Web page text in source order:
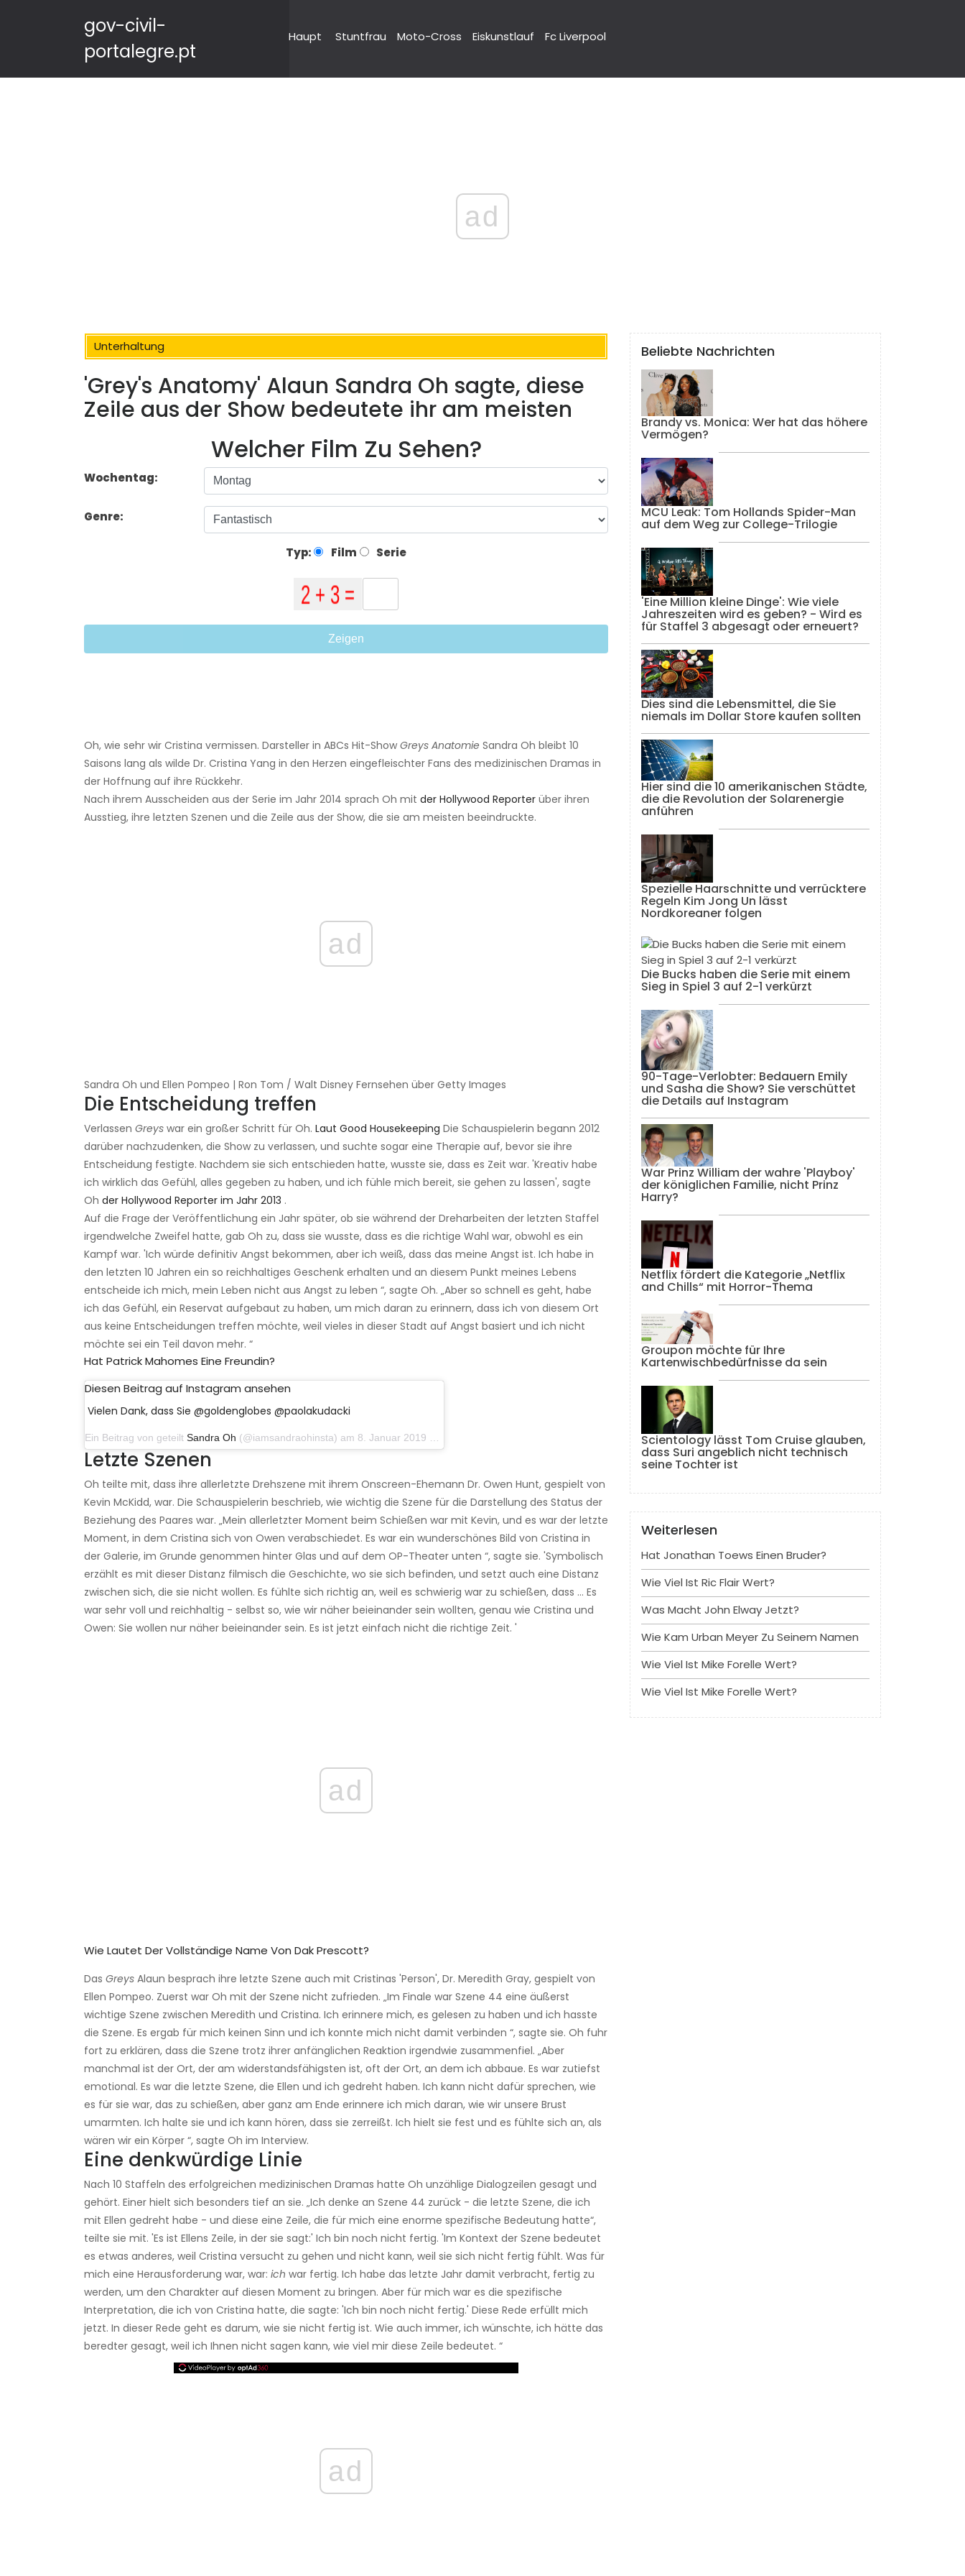
gov-civil-
portalegre.pt
Haupt Stuntfrau Moto-Cross Eiskunstlauf Fc Liverpool
ad
Unterhaltung
'Grey's Anatomy' Alaun Sandra Oh sagte, diese
Zeile aus der Show bedeutete ihr am meisten
Welcher Film Zu Sehen?
Wochentag:
Genre:
Typ: Film Serie
Zeigen
Oh, wie sehr wir Cristina vermissen. Darsteller in ABCs Hit-Show Greys Anatomie Sandra Oh bleibt 10
Saisons lang als wilde Dr. Cristina Yang in den Herzen eingefleischter Fans des medizinischen Dramas in
der Hoffnung auf ihre Rückkehr.
Nach ihrem Ausscheiden aus der Serie im Jahr 2014 sprach Oh mit der Hollywood Reporter über ihren
Ausstieg, ihre letzten Szenen und die Zeile aus der Show, die sie am meisten beeindruckte.
ad
Sandra Oh und Ellen Pompeo | Ron Tom / Walt Disney Fernsehen über Getty Images
Die Entscheidung treffen
Verlassen Greys war ein großer Schritt für Oh. Laut Good Housekeeping Die Schauspielerin begann 2012
darüber nachzudenken, die Show zu verlassen, und suchte sogar eine Therapie auf, bevor sie ihre
Entscheidung festigte. Nachdem sie sich entschieden hatte, wusste sie, dass es Zeit war. 'Kreativ habe
ich wirklich das Gefühl, alles gegeben zu haben, und ich fühle mich bereit, sie gehen zu lassen', sagte
Oh der Hollywood Reporter im Jahr 2013 .
Auf die Frage der Veröffentlichung ein Jahr später, ob sie während der Dreharbeiten der letzten Staffel
irgendwelche Zweifel hatte, gab Oh zu, dass sie wusste, dass es die richtige Wahl war, obwohl es ein
Kampf war. 'Ich würde definitiv Angst bekommen, aber ich weiß, dass das meine Angst ist. Ich habe in
den letzten 10 Jahren ein so reichhaltiges Geschenk erhalten und an diesem Punkt meines Lebens
entscheide ich mich, mein Leben nicht aus Angst zu leben “, sagte Oh. „Aber so schnell es geht, habe
ich das Gefühl, ein Reservat aufgebaut zu haben, um mich daran zu erinnern, dass ich von diesem Ort
aus keine Entscheidungen treffen möchte, weil vieles in dieser Stadt auf Angst basiert und ich nicht
möchte sei ein Teil davon mehr. “
Hat Patrick Mahomes Eine Freundin?
Diesen Beitrag auf Instagram ansehen
Vielen Dank, dass Sie @goldenglobes @paolakudacki
Ein Beitrag von geteilt Sandra Oh (@iamsandraohinsta) am 8. Januar 2019 um 17:31 Uhr PST
Letzte Szenen
Oh teilte mit, dass ihre allerletzte Drehszene mit ihrem Onscreen-Ehemann Dr. Owen Hunt, gespielt von
Kevin McKidd, war. Die Schauspielerin beschrieb, wie wichtig die Szene für die Darstellung des Status der
Beziehung des Paares war. „Mein allerletzter Moment beim Schießen war mit Kevin, und es war der letzte
Moment, in dem Cristina sich von Owen verabschiedet. Es war ein wunderschönes Bild von Cristina in
der Galerie, im Grunde genommen hinter Glas und auf dem OP-Theater unten “, sagte sie. 'Symbolisch
erzählt es mit dieser Distanz filmisch die Geschichte, wo sie sich befinden, und setzt auch eine Distanz
zwischen sich, die sie nicht wollen. Es fühlte sich richtig an, weil es schwierig war zu schießen, dass ... Es
war sehr voll und reichhaltig - selbst so, wie wir näher beieinander sein wollten, genau wie Cristina und
Owen: Sie wollen nur näher beieinander sein. Es ist jetzt einfach nicht die richtige Zeit. '
ad
Wie Lautet Der Vollständige Name Von Dak Prescott?
Das Greys Alaun besprach ihre letzte Szene auch mit Cristinas 'Person', Dr. Meredith Gray, gespielt von
Ellen Pompeo. Zuerst war Oh mit der Szene nicht zufrieden. „Im Finale war Szene 44 eine äußerst
wichtige Szene zwischen Meredith und Cristina. Ich erinnere mich, es gelesen zu haben und ich hasste
die Szene. Es ergab für mich keinen Sinn und ich konnte mich nicht damit verbinden “, sagte sie. Oh fuhr
fort zu erklären, dass die Szene trotz ihrer anfänglichen Reaktion irgendwie zusammenfiel. „Aber
manchmal ist der Ort, der am widerstandsfähigsten ist, oft der Ort, an dem ich abbaue. Es war zutiefst
emotional. Es war die letzte Szene, die Ellen und ich gedreht haben. Ich kann nicht dafür sprechen, wie
es für sie war, das zu schießen, aber ganz am Ende erinnere ich mich daran, wie wir unsere Brust
umarmten. Ich halte sie und ich kann hören, dass sie zerreißt. Ich hielt sie fest und es fühlte sich an, als
wären wir ein Körper “, sagte Oh im Interview.
Eine denkwürdige Linie
Nach 10 Staffeln des erfolgreichen medizinischen Dramas hatte Oh unzählige Dialogzeilen gesagt und
gehört. Einer hielt sich besonders tief an sie. „Ich denke an Szene 44 zurück - die letzte Szene, die ich
mit Ellen gedreht habe - und diese eine Zeile, die für mich eine enorme spezifische Bedeutung hatte“,
teilte sie mit. 'Es ist Ellens Zeile, in der sie sagt:' Ich bin noch nicht fertig. 'Im Kontext der Szene bedeutet
es etwas anderes, weil Cristina versucht zu gehen und nicht kann, weil sie sich nicht fertig fühlt. Was für
mich eine Herausforderung war, war: ich war fertig. Ich habe das letzte Jahr damit verbracht, fertig zu
werden, um den Charakter auf diesen Moment zu bringen. Aber für mich war es die spezifische
Interpretation, die ich von Cristina hatte, die sagte: 'Ich bin noch nicht fertig.' Diese Rede erfüllt mich
jetzt. In dieser Rede geht es darum, wie sie nicht fertig ist. Wie auch immer, ich wünschte, ich hätte das
beredter gesagt, weil ich Ihnen nicht sagen kann, wie viel mir diese Zeile bedeutet. “
ad
Beliebte Nachrichten
Brandy vs. Monica: Wer hat das höhere
Vermögen?
MCU Leak: Tom Hollands Spider-Man
auf dem Weg zur College-Trilogie
'Eine Million kleine Dinge': Wie viele
Jahreszeiten wird es geben? - Wird es
für Staffel 3 abgesagt oder erneuert?
Dies sind die Lebensmittel, die Sie
niemals im Dollar Store kaufen sollten
Hier sind die 10 amerikanischen Städte,
die die Revolution der Solarenergie
anführen
Spezielle Haarschnitte und verrücktere
Regeln Kim Jong Un lässt
Nordkoreaner folgen
Die Bucks haben die Serie mit einem
Sieg in Spiel 3 auf 2-1 verkürzt
90-Tage-Verlobter: Bedauern Emily
und Sasha die Show? Sie verschüttet
die Details auf Instagram
War Prinz William der wahre 'Playboy'
der königlichen Familie, nicht Prinz
Harry?
Netflix fördert die Kategorie „Netflix
and Chills“ mit Horror-Thema
Groupon möchte für Ihre
Kartenwischbedürfnisse da sein
Scientology lässt Tom Cruise glauben,
dass Suri angeblich nicht technisch
seine Tochter ist
Weiterlesen
Hat Jonathan Toews Einen Bruder?
Wie Viel Ist Ric Flair Wert?
Was Macht John Elway Jetzt?
Wie Kam Urban Meyer Zu Seinem Namen
Wie Viel Ist Mike Forelle Wert?
Wie Viel Ist Mike Forelle Wert?